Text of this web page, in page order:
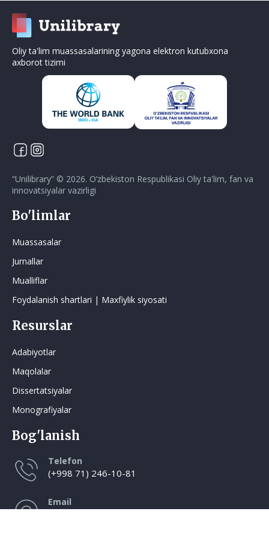
Bog'lanish
Telefon
(+998 71) 246-10-81
Email
Bo'limlar
Muassasalar
Jurnallar
Mualliflar
Foydalanish shartlari | Maxfiylik siyosati
Resurslar
Adabiyotlar
Maqolalar
Dissertatsiyalar
Monografiyalar
Oliy ta'lim muassasalarining yagona elektron kutubxona
axborot tizimi
“Unilibrary” © 2026. O‘zbekiston Respublikasi Oliy ta'lim, fan va
innovatsiyalar vazirligi